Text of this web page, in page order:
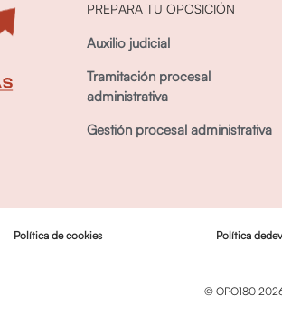
PREPARA TU OPOSICIÓN
Auxilio judicial
Tramitación procesal
administrativa
Gestión procesal administrativa
Política de cookies Política
© OPO180